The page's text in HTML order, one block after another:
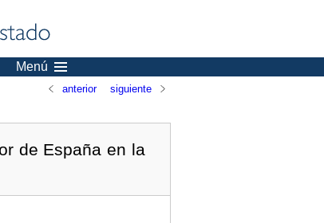
Menú
anterior siguiente
de España en la